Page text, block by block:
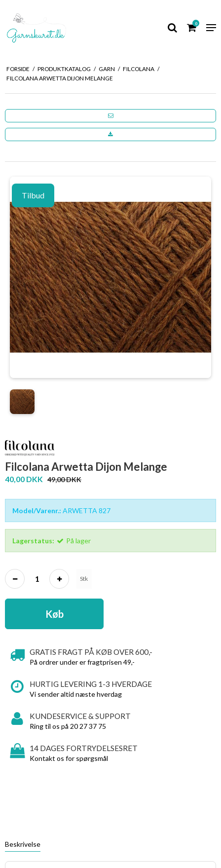
0
FORSIDE / PRODUKTKATALOG / GARN / FILCOLANA /
FILCOLANA ARWETTA DIJON MELANGE
Tilbud
Filcolana Arwetta Dijon Melange
40,00 DKK 49,00 DKK
Model/Varenr.: ARWETTA 827
Lagerstatus: På lager
Stk
Køb
GRATIS FRAGT PÅ KØB OVER 600,-
På ordrer under er fragtprisen 49,-
HURTIG LEVERING 1-3 HVERDAGE
Vi sender altid næste hverdag
KUNDESERVICE & SUPPORT
Ring til os på 20 27 37 75
14 DAGES FORTRYDELSESRET
Kontakt os for spørgsmål
Beskrivelse